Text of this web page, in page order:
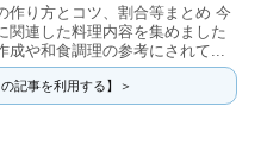
作り方とコツ、割合等まとめ 今
関連した料理内容を集めました
成や和食調理の参考にされて...
の記事を利用する】＞